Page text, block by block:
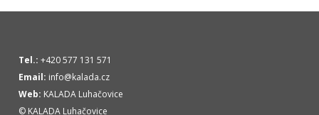
Tel.: +420 577 131 571
Email: info@kalada.cz
Web: KALADA Luhačovice
© KALADA Luhačovice